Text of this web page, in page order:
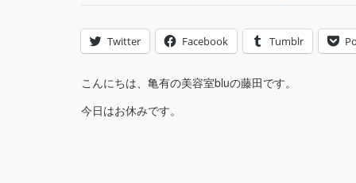
Twitter Facebook Tumblr
こんにちは、亀有の美容室bluの藤田です。
今日はお休みです。